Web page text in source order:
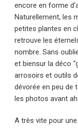
encore en forme
Naturellement, les
petites plantes en
retrouve les
nombre. Sans
et biensur la déco
arrosoirs et outils
dévorée en peu de
les photos avant ah
A très vite pour